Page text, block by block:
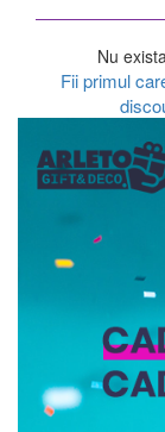
Nu
Fii primul